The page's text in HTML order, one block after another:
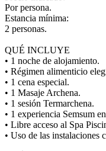
Por persona.
Estancia mínima:
2 personas.
QUÉ INCLUYE
• 1 noche de alojamiento.
• Régimen alimenticio
• 1 cena especial.
• 1 Masaje Archena.
• 1 sesión Termarchena.
• 1 experiencia Semsum
• Libre acceso al Spa
• Uso de las instalaciones